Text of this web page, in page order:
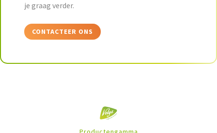
je graag verder.
CONTACTEER ONS